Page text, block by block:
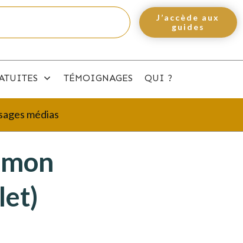
J’accède aux
guides
TÉMOIGNAGES QUI ?
médias